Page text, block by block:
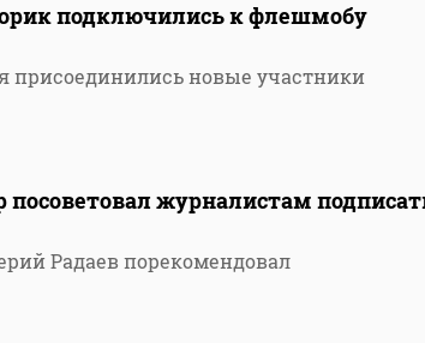
подключились к флешмобу
присоединились новые участники
посоветовал журналистам
Радаев порекомендовал